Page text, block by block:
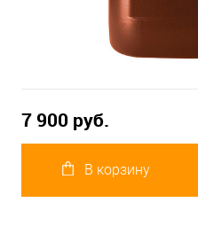
7 900 руб.
В корзину